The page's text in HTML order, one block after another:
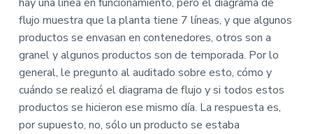
flujo muestra que la planta tiene 7 líneas, y que algunos
productos se envasan en contenedores, otros son a
granel y algunos productos son de temporada. Por lo
general, le pregunto al auditado sobre esto, cómo y
cuándo se realizó el diagrama de flujo y si todos estos
productos se hicieron ese mismo día. La respuesta es,
por supuesto, no, sólo un producto se estaba